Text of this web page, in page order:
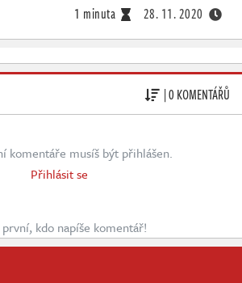
1 minuta 28. 11. 2020
| 0 KOMENTÁŘŮ
komentáře musíš být přihlášen.
Přihlásit se
kdo napíše komentář!